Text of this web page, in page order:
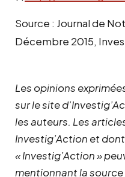
Source : Journal de
Décembre 2015,
Les opinions
sur le site
les auteurs. Les
Investig’Action et
« Investig’Action »
mentionnant la